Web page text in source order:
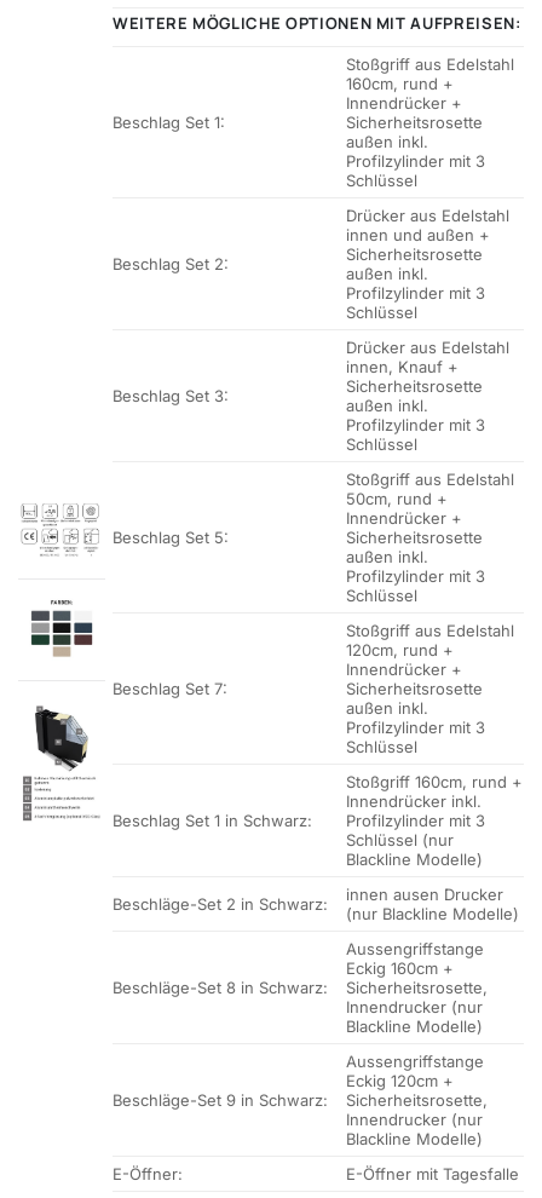
WEITERE MÖGLICHE OPTIONEN MIT AUFPREISEN:
Beschlag Set 1:
Stoßgriff aus Edelstahl
160cm, rund +
Innendrücker +
Sicherheitsrosette
außen inkl.
Profilzylinder mit 3
Schlüssel
Beschlag Set 2:
Drücker aus Edelstahl
innen und außen +
Sicherheitsrosette
außen inkl.
Profilzylinder mit 3
Schlüssel
Beschlag Set 3:
Drücker aus Edelstahl
innen, Knauf +
Sicherheitsrosette
außen inkl.
Profilzylinder mit 3
Schlüssel
Beschlag Set 5:
Stoßgriff aus Edelstahl
50cm, rund +
Innendrücker +
Sicherheitsrosette
außen inkl.
Profilzylinder mit 3
Schlüssel
Beschlag Set 7:
Stoßgriff aus Edelstahl
120cm, rund +
Innendrücker +
Sicherheitsrosette
außen inkl.
Profilzylinder mit 3
Schlüssel
Beschlag Set 1 in Schwarz:
Stoßgriff 160cm, rund +
Innendrücker inkl.
Profilzylinder mit 3
Schlüssel (nur
Blackline Modelle)
Beschläge-Set 2 in Schwarz:
innen ausen Drucker
(nur Blackline Modelle)
Beschläge-Set 8 in Schwarz:
Aussengriffstange
Eckig 160cm +
Sicherheitsrosette,
Innendrucker (nur
Blackline Modelle)
Beschläge-Set 9 in Schwarz:
Aussengriffstange
Eckig 120cm +
Sicherheitsrosette,
Innendrucker (nur
Blackline Modelle)
E-Öffner:
E-Öffner mit Tagesfalle